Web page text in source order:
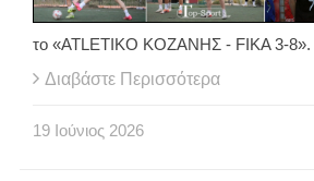
το «ATLETIKO ΚΟΖΑΝΗΣ - FIKA 3-8».
Διαβάστε Περισσότερα
19 Ιούνιος 2026